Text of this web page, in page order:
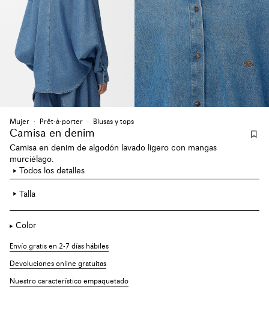
Mujer Prêt-à-porter Blusas y tops
Camisa en denim
Camisa en denim de algodón lavado ligero con mangas
murciélago.
Todos los detalles
Talla
Color
Envío gratis en 2-7 días hábiles
Devoluciones online gratuitas
Nuestro característico empaquetado